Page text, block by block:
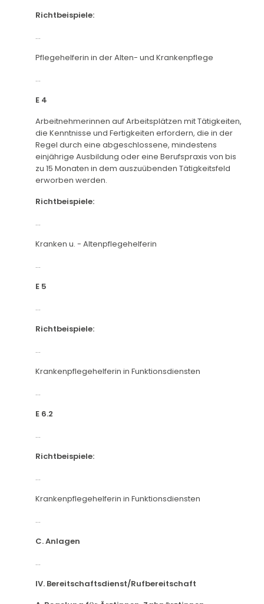
Richtbeispiele:
...
Pflegehelferin in der Alten- und Krankenpflege
...
E 4
Arbeitnehmerinnen auf Arbeitsplätzen mit Tätigkeiten,
die Kenntnisse und Fertigkeiten erfordern, die in der
Regel durch eine abgeschlossene, mindestens
einjährige Ausbildung oder eine Berufspraxis von bis
zu 15 Monaten in dem auszuübenden Tätigkeitsfeld
erworben werden.
Richtbeispiele:
...
Kranken u. - Altenpflegehelferin
...
E 5
...
Richtbeispiele:
...
Krankenpflegehelferin in Funktionsdiensten
...
E 6.2
...
Richtbeispiele:
...
Krankenpflegehelferin in Funktionsdiensten
...
C. Anlagen
...
IV. Bereitschaftsdienst/Rufbereitschaft